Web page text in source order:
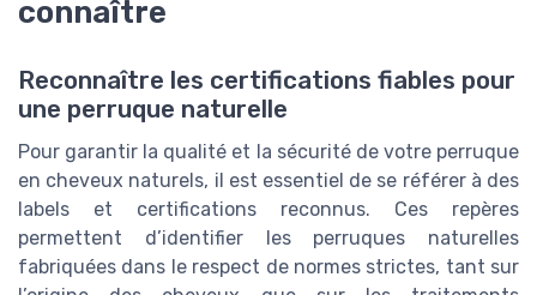
connaître
Reconnaître les certifications fiables pour
une perruque naturelle
Pour garantir la qualité et la sécurité de votre perruque
en cheveux naturels, il est essentiel de se référer à des
labels et certifications reconnus. Ces repères
permettent d’identifier les perruques naturelles
fabriquées dans le respect de normes strictes, tant sur